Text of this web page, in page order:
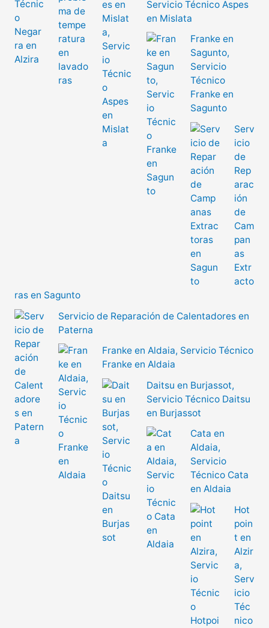
Servicio Técnico Aspes
en Mislata
Franke en
Sagunto,
Servicio
Técnico
Franke en
Sagunto
Serv
icio
de
Rep
arac
ión
de
Cam
pan
as
Extr
acto
ras en Sagunto
Servicio de Reparación de Calentadores en
Paterna
Franke en Aldaia, Servicio Técnico
Franke en Aldaia
Daitsu en Burjassot,
Servicio Técnico Daitsu
en Burjassot
Cata en
Aldaia,
Servicio
Técnico Cata
en Aldaia
Hot
poin
t en
Alzir
a,
Serv
icio
Téc
nico